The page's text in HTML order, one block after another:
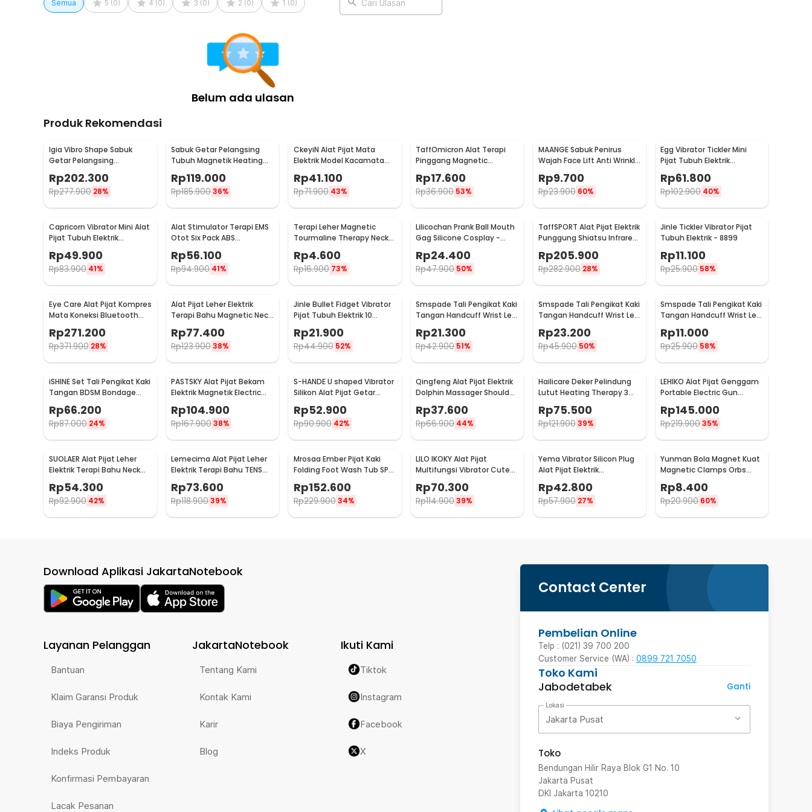
Semua 5 (0) 4 (0) 3 (0) 2 (0) 1 (0) Cari Ulasan
Belum ada ulasan
Produk Rekomendasi
Igia Vibro Shape Sabuk
Getar Pelangsing
Professional Slimming 55W
- MC0138
Rp202.300
Rp277.900 28%
Sabuk Getar Pelangsing
Tubuh Magnetik Heating
X5
Rp119.000
Rp185.90036%
CkeyiN Alat Pijat Mata
Elektrik Model Kacamata
Rp41.100
Rp71.900 43%
TaffOmicron Alat Terapi
Pinggang Magnetic
Tourmaline Nylon Size L
Rp17.600
Rp36.900 53%
MAANGE Sabuk Penirus
Wajah Face Lift Anti Wrinkle
Rp9.700
Rp23.900 60%
Egg Vibrator Tickler Mini
Pijat Tubuh Elektrik
Multifungsi with Remote -
11829
Rp61.800
Rp102.900 40%
Capricorn Vibrator Mini Alat
Pijat Tubuh Elektrik
Rp49.900
Rp83.900 41%
Alat Stimulator Terapi EMS
Otot Six Pack ABS
Abdominal Muscle - 068R2
Rp56.100
Rp94.900 41%
Terapi Leher Magnetic
Tourmaline Therapy Neck
Massager - DA-3484
Rp4.600
Rp16.900 73%
Lilicochan Prank Ball Mouth
Gag Silicone Cosplay -
Rp24.400
Rp47.900 50%
TaffSPORT Alat Pijat Elektrik
Punggung Shiatsu Infrared
Rp205.900
Rp282.900 28%
Jinle Tickler Vibrator Pijat
Tubuh Elektrik - 8899
Rp11.100
Rp25.900 58%
Eye Care Alat Pijat Kompres
Mata Koneksi Bluetooth
Rp271.200
Rp371.900 28%
Alat Pijat Leher Elektrik
Terapi Bahu Magnetic Neck
Rp77.400
Rp123.90038%
Jinle Bullet Fidget Vibrator
Pijat Tubuh Elektrik 10
Rp21.900
Rp44.900 52%
Smspade Tali Pengikat Kaki
Tangan Handcuff Wrist Leg
BDSM - PCT4
Rp21.300
Rp42.900 51%
Smspade Tali Pengikat Kaki
Tangan Handcuff Wrist Leg
BDSM - 00632
Rp23.200
Rp45.900 50%
Smspade Tali Pengikat Kaki
Tangan Handcuff Wrist Leg
Rp11.000
Rp25.900 58%
iSHINE Set Tali Pengikat Kaki
Tangan BDSM Bondage
Sets Rope - BD15
Rp66.200
Rp87.000 24%
PASTSKY Alat Pijat Bekam
Elektrik Magnetik Electric
Rp104.900
Rp167.90038%
S-HANDE U shaped Vibrator
Silikon Alat Pijat Getar
Rp52.900
Rp90.900 42%
Qingfeng Alat Pijat Elektrik
Dolphin Massager Shoulder
Vibration USB - HK668
Rp37.600
Rp66.900 44%
Hailicare Deker Pelindung
Lutut Heating Therapy 3
Rp75.500
Rp121.900 39%
LEHIKO Alat Pijat Genggam
Portable Electric Gun
KH-320
Rp145.000
Rp219.90035%
SUOLAER Alat Pijat Leher
Elektrik Terapi Bahu Neck
Massager - KS-996-1D
Rp54.300
Rp92.900 42%
Lemecima Alat Pijat Leher
Elektrik Terapi Bahu TENS
Neck Massager - JT-808
Rp73.600
Rp118.90039%
Mrosaa Ember Pijat Kaki
Folding Foot Wash Tub SPA
Sauna Massage Bucket -
7981
Rp152.600
Rp229.900 34%
LILO IKOKY Alat Pijat
Multifungsi Vibrator Cute
Pig Electric - HL-1907
Rp70.300
Rp114.90039%
Yema Vibrator Silicon Plug
Alat Pijat Elektrik
Multifungsi - A1582
Rp42.800
Rp57.900 27%
Yunman Bola Magnet Kuat
Magnetic Clamps Orbs
Multifungsi 1cm 2 PCS -
BD05
Rp8.400
Rp20.900 60%
Contact Center
Pembelian Online
Telp : (021) 39 700 200
Customer Service (WA) : 0899 721 7050
Toko Kami
Jabodetabek
Ganti
Lokasi
Jakarta Pusat
Toko
Bendungan Hilir Raya Blok G1 No. 10
Jakarta Pusat
DKI Jakarta 10210
Download Aplikasi JakartaNotebook
Layanan Pelanggan
Bantuan
Klaim Garansi Produk
Biaya Pengiriman
Indeks Produk
Konfirmasi Pembayaran
Lacak Pesanan
JakartaNotebook
Tentang Kami
Kontak Kami
Karir
Blog
Ikuti Kami
Tiktok
Instagram
Facebook
X